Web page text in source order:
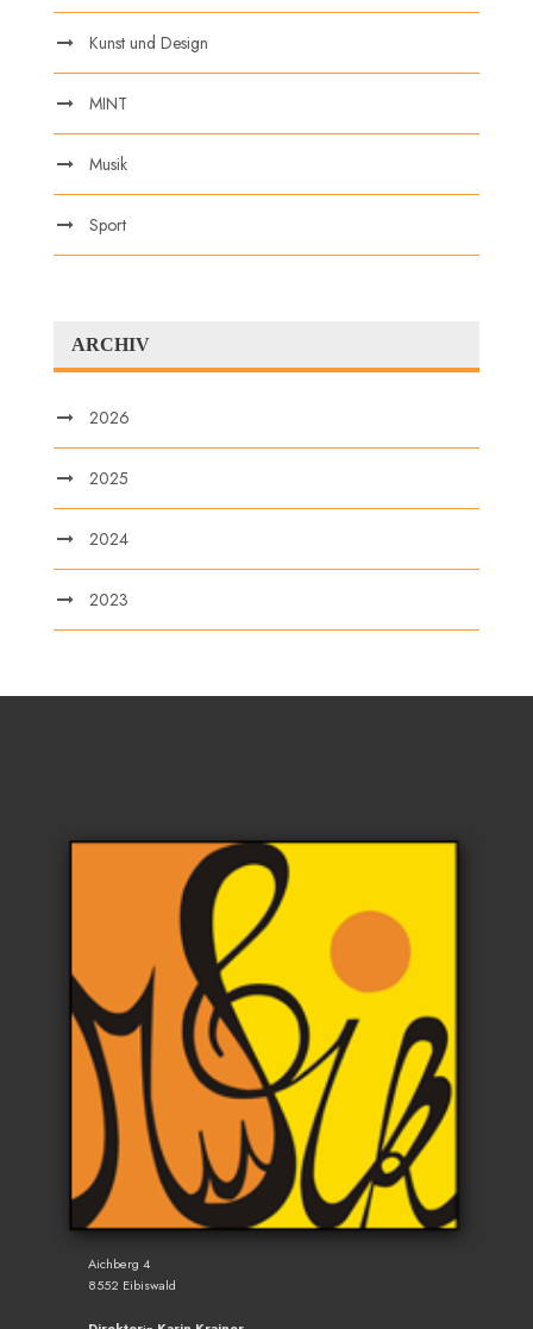
Kunst und Design
MINT
Musik
Sport
ARCHIV
2026
2025
2024
2023
Aichberg 4
8552 Eibiswald